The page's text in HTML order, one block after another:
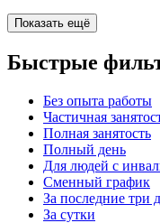
Показать ещё
Быстрые
Без опыта работы
Частичная
Полная занятость
Полный день
Для людей с
Сменный график
За последние три
За сутки